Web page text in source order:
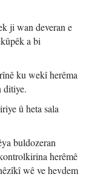
ji wan deveran e
a bi
ku wekî herêma
ditiye.
û heta sala
buldozeran
herêmê
wê ve hevdem